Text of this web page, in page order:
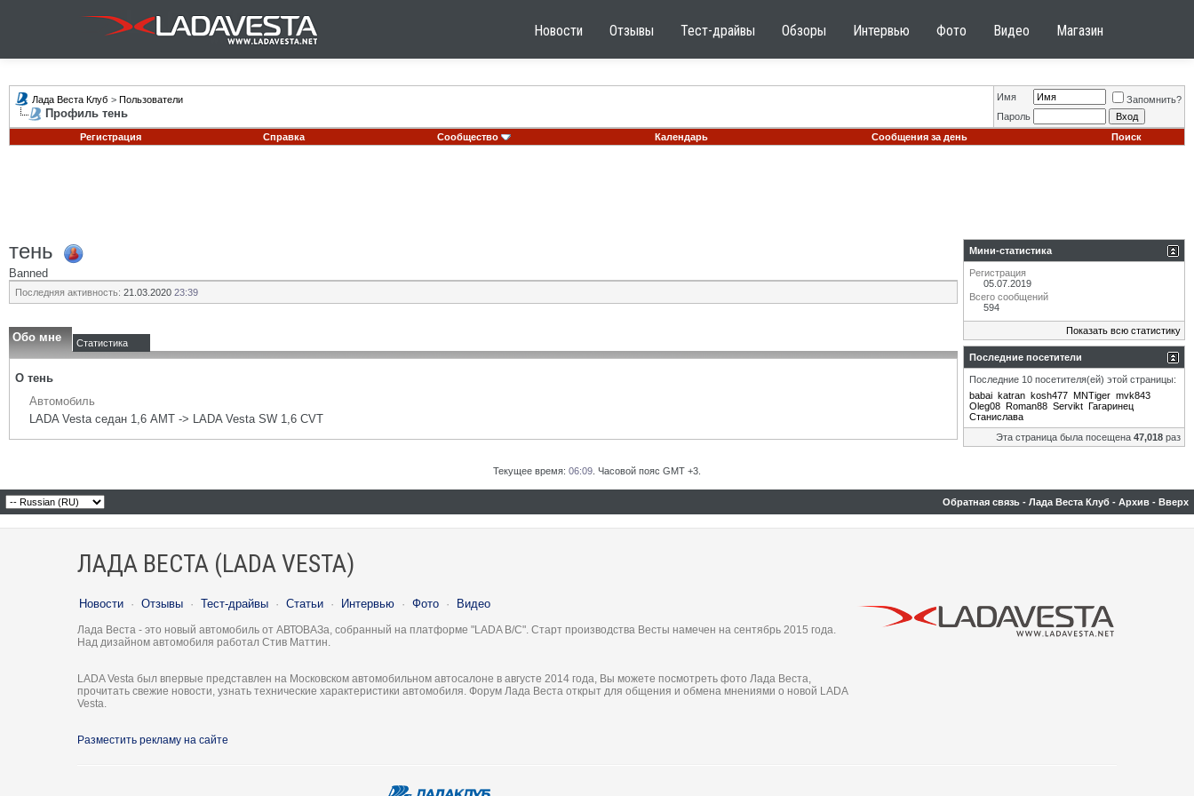
Новости Отзывы Тест-драйвы Обзоры Интервью Фото Видео Магазин
Лада Веста Клуб > Пользователи
Профиль тень
Имя
Запомнить?
Пароль
Регистрация
Справка Сообщество Календарь Сообщения за день Поиск
тень
Banned
Последняя активность: 21.03.2020 23:39
Обо мне Статистика
О тень
Автомобиль
LADA Vesta седан 1,6 АМТ -> LADA Vesta SW 1,6 CVT
Мини-статистика
Регистрация
05.07.2019
Всего сообщений
594
Показать всю статистику
Последние посетители
Последние 10 посетителя(ей) этой страницы:
babai katran kosh477 MNTiger mvk843
Oleg08 Roman88 Servikt Гагаринец
Станислава
Эта страница была посещена 47,018 раз
Текущее время: 06:09 . Часовой пояс GMT +3.
Обратная связь - Лада Веста Клуб - Архив - Вверх
ЛАДА ВЕСТА (LADA VESTA)
Новости · Отзывы · Тест-драйвы · Статьи · Интервью · Фото · Видео
Лада Веста - это новый автомобиль от АВТОВАЗа, собранный на платформе "LADA B/C". Старт производства Весты намечен на сентябрь 2015 года.
Над дизайном автомобиля работал Стив Маттин.
LADA Vesta был впервые представлен на Московском автомобильном автосалоне в августе 2014 года, Вы можете посмотреть фото Лада Веста,
прочитать свежие новости, узнать технические характеристики автомобиля. Форум Лада Веста открыт для общения и обмена мнениями о новой LADA
Vesta.
Разместить рекламу на сайте